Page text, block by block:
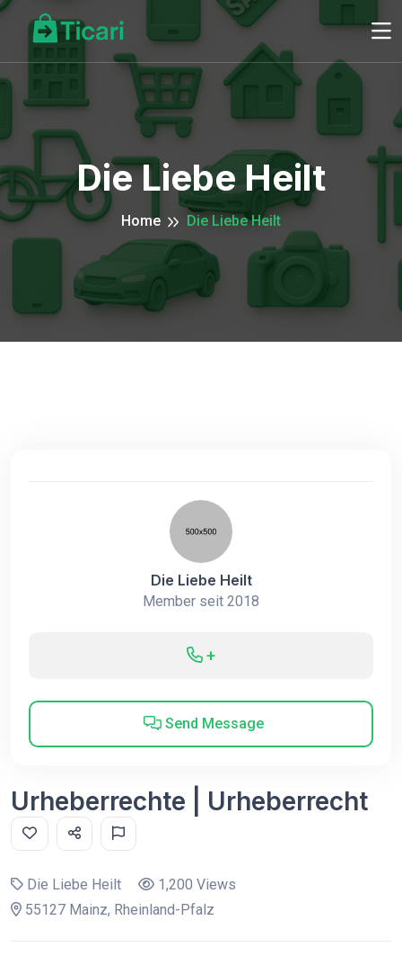
Die Liebe Heilt
Home Die Liebe Heilt
Die Liebe Heilt
Member seit 2018
+
Send Message
Urheberrechte | Urheberrecht
Die Liebe Heilt
1,200 Views
55127 Mainz, Rheinland-Pfalz